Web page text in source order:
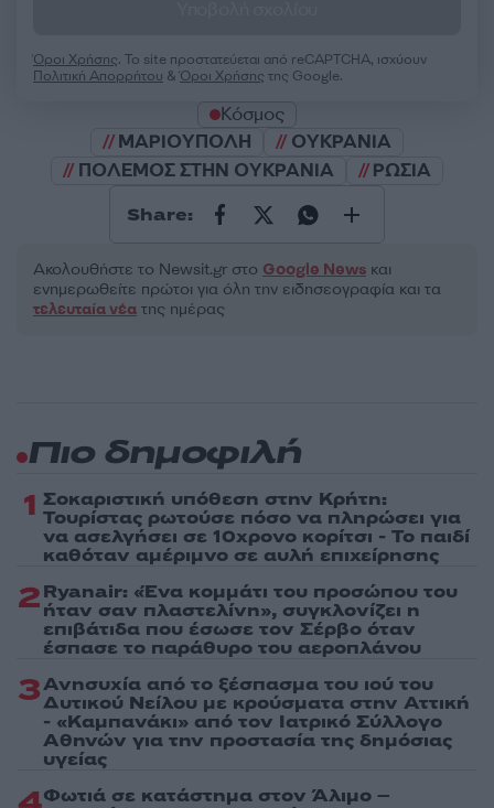
Όροι Χρήσης. Το site προστατεύεται από reCAPTCHA, ισχύουν
Πολιτική Απορρήτου &Όροι Χρήσης της Google.
Κόσμος
ΜΑΡΙΟΥΠΟΛΗ
ΟΥΚΡΑΝΙΑ
ΠΟΛΕΜΟΣ ΣΤΗΝ ΟΥΚΡΑΝΙΑ
ΡΩΣΙΑ
Share:
Ακολουθήστε το Νewsit.gr στο Google News και
ενημερωθείτε πρώτοι για όλη την ειδησεογραφία και τα
τελευταία νέα της ημέρας
Πιο δημοφιλή
1 Σοκαριστική υπόθεση στην Κρήτη:
Τουρίστας ρωτούσε πόσο να πληρώσει για
να ασελγήσει σε 10χρονο κορίτσι - Το παιδί
καθόταν αμέριμνο σε αυλή επιχείρησης
2Ryanair: «Ένα κομμάτι του προσώπου του
ήταν σαν πλαστελίνη», συγκλονίζει η
επιβάτιδα που έσωσε τον Σέρβο όταν
έσπασε το παράθυρο του αεροπλάνου
3Ανησυχία από το ξέσπασμα του ιού του
Δυτικού Νείλου με κρούσματα στην Αττική
- «Καμπανάκι» από τον Ιατρικό Σύλλογο
Αθηνών για την προστασία της δημόσιας
υγείας
Φωτιά σε κατάστημα στον Άλιμο –